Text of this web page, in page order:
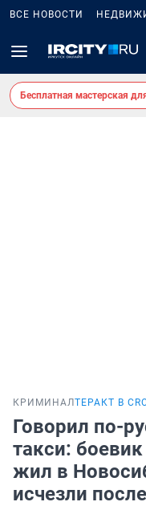
ВСЕ НОВОСТИ
Бесплатная мастерская
КРИМИНАЛТЕРАКТ В
Говорил по-
такси:
жил в
исчезли